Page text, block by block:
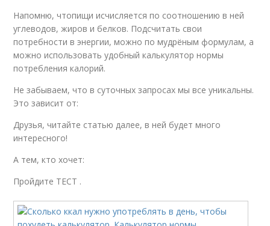
Напомню, чтопищи исчисляется по соотношению в ней
углеводов, жиров и белков. Подсчитать свои
потребности в энергии, можно по мудрёным формулам, а
можно использовать удобный калькулятор нормы
потребления калорий.
Не забываем, что в суточных запросах мы все уникальны.
Это зависит от:
Друзья, читайте статью далее, в ней будет много
интересного!
А тем, кто хочет:
Пройдите ТЕСТ .